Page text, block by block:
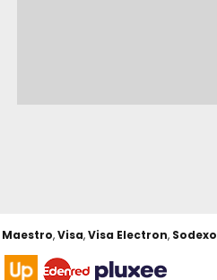
Maestro,Visa,Visa Electron, Sodexo